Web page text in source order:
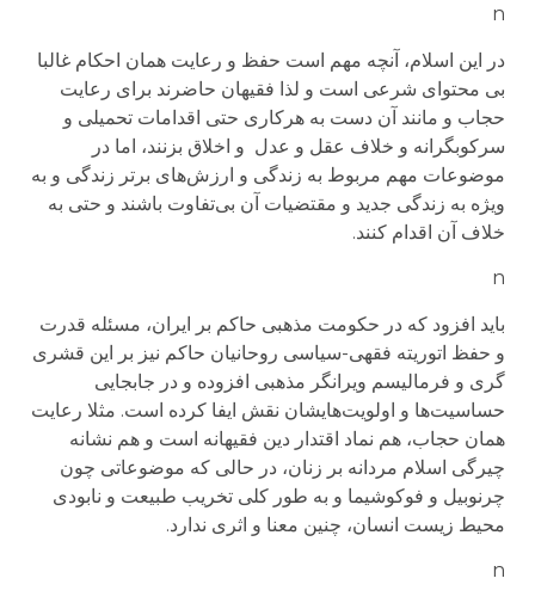
n
در این اسلام، آنچه مهم است حفظ و رعایت همان احکام غالبا
بی محتوای شرعی است و لذا فقیهان حاضرند برای رعایت
حجاب و مانند آن دست به هرکاری حتی اقدامات تحمیلی و
سرکوبگرانه و خلاف عقل و عدل و اخلاق بزنند، اما در
موضوعات مهم مربوط به زندگی و ارزش‌های برتر زندگی و به
ویژه به زندگی جدید و مقتضیات آن بی‌تفاوت باشند و حتی به
خلاف آن اقدام کنند.
n
باید افزود که در حکومت مذهبی حاکم بر ایران، مسئله قدرت
و حفظ اتوریته فقهی‌-‌سیاسی روحانیان حاکم نیز بر این قشری
گری و فرمالیسم ویرانگر مذهبی افزوده و در جابجایی
حساسیت‌ها و اولویت‌هایشان نقش ایفا کرده است. مثلا رعایت
همان حجاب، هم نماد اقتدار دین فقیهانه است و هم نشانه
چیرگی اسلام مردانه بر زنان، در حالی که موضوعاتی چون
چرنوبیل و فوکوشیما و به طور کلی تخریب طبیعت و نابودی
محیط زیست انسان، چنین معنا و اثری ندارد.
n